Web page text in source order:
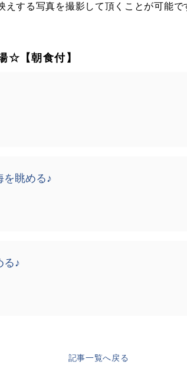
する写真を撮影して頂くことが可能
☆【朝食付】
を眺める♪
る♪
記事一覧へ戻る